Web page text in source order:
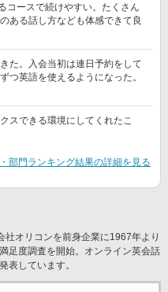
コースで続けやすい。たくさん
ある話し方なども体感できて良
た。入会当初は連日予約をして
つ英語を使えるようになった。
スできる環境にしてくれたこ
部門ランキング結果の詳細を見る
社オリコンを前身企業に1967年より
足度調査を開始。オンライン英会話
表しています。